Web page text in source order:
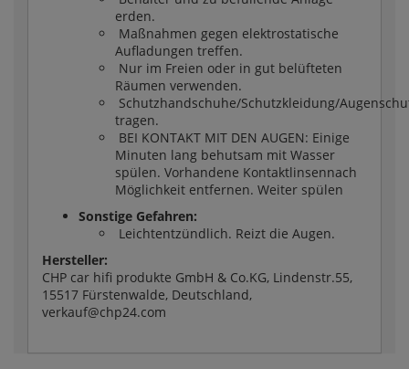
erden.
Maßnahmen gegen elektrostatische
Aufladungen treffen.
Nur im Freien oder in gut belüfteten
Räumen verwenden.
Schutzhandschuhe/Schutzkleidung/
tragen.
BEI KONTAKT MIT DEN AUGEN: Einige
Minuten lang behutsam mit Wasser
spülen. Vorhandene Kontaktlinsennach
Möglichkeit entfernen. Weiter spülen
Sonstige Gefahren:
Leichtentzündlich. Reizt die Augen.
Hersteller:
CHP car hifi produkte GmbH & Co.KG, Lindenstr.55,
15517 Fürstenwalde, Deutschland,
verkauf@chp24.com